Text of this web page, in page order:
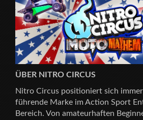
ÜBER NITRO CIRCUS
Nitro Circus positioniert sich immer
führende Marke im Action Sport
Bereich. Von amateurhaften